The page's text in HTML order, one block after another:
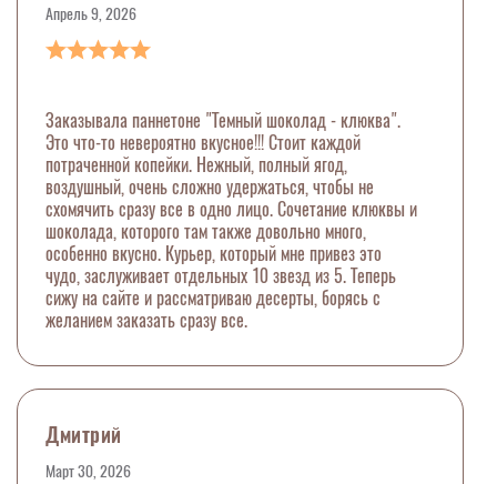
Апрель 9, 2026
Заказывала паннетоне "Темный шоколад - клюква".
Это что-то невероятно вкусное!!! Стоит каждой
потраченной копейки. Нежный, полный ягод,
воздушный, очень сложно удержаться, чтобы не
схомячить сразу все в одно лицо. Сочетание клюквы и
шоколада, которого там также довольно много,
особенно вкусно. Курьер, который мне привез это
чудо, заслуживает отдельных 10 звезд из 5. Теперь
сижу на сайте и рассматриваю десерты, борясь с
желанием заказать сразу все.
Дмитрий
Март 30, 2026